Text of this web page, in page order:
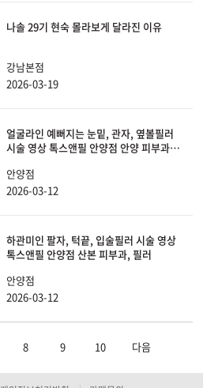
나솔 29기 현숙 몰라보게 달라진 이유
강남본점
2026-03-19
얼굴라인 예뻐지는 눈밑, 관자, 옆볼필러
시술 영상 톡스앤필 안양점 안양 피부과,
안양점
2026-03-12
하관미인 팔자, 턱끝, 입술필러 시술 영상
톡스앤필 안양점 산본 피부과, 필러
안양점
2026-03-12
8 9 10 다음